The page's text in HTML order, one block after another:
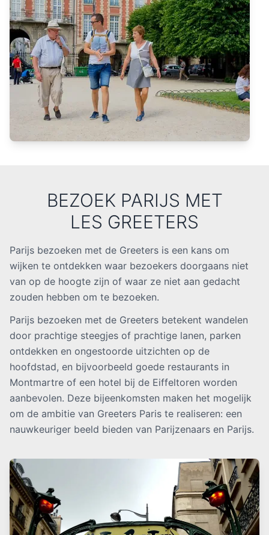
BEZOEK PARIJS MET
LES GREETERS
Parijs bezoeken met de Greeters is een kans om
wijken te ontdekken waar bezoekers doorgaans niet
van op de hoogte zijn of waar ze niet aan gedacht
zouden hebben om te bezoeken.
Parijs bezoeken met de Greeters betekent wandelen
door prachtige steegjes of prachtige lanen, parken
ontdekken en ongestoorde uitzichten op de
hoofdstad, en bijvoorbeeld goede restaurants in
Montmartre of een hotel bij de Eiffeltoren worden
aanbevolen. Deze bijeenkomsten maken het mogelijk
om de ambitie van Greeters Paris te realiseren: een
nauwkeuriger beeld bieden van Parijzenaars en Parijs.